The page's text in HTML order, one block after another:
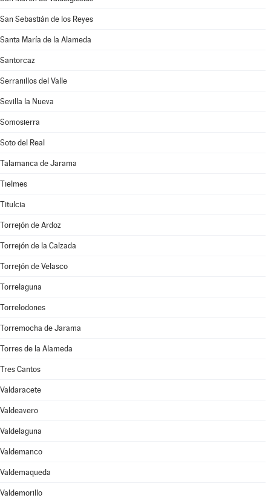
San Sebastián de los Reyes
Santa María de la Alameda
Santorcaz
Serranillos del Valle
Sevilla la Nueva
Somosierra
Soto del Real
Talamanca de Jarama
Tielmes
Titulcia
Torrejón de Ardoz
Torrejón de la Calzada
Torrejón de Velasco
Torrelaguna
Torrelodones
Torremocha de Jarama
Torres de la Alameda
Tres Cantos
Valdaracete
Valdeavero
Valdelaguna
Valdemanco
Valdemaqueda
Valdemorillo